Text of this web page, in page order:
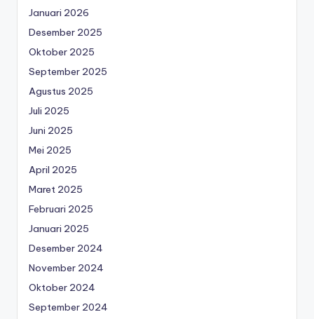
Januari 2026
Desember 2025
Oktober 2025
September 2025
Agustus 2025
Juli 2025
Juni 2025
Mei 2025
April 2025
Maret 2025
Februari 2025
Januari 2025
Desember 2024
November 2024
Oktober 2024
September 2024